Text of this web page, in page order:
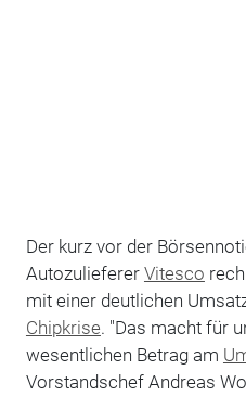
Der kurz vor der
Autozulieferer Vitesco
mit einer deutlichen
Chipkrise. "Das macht für
wesentlichen Betrag am
Vorstandschef Andreas